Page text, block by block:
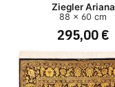
Ziegler Ariana
88 x 60 cm
295,00 €